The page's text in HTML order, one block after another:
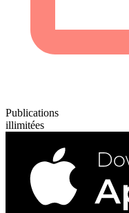
Publications
illimitées